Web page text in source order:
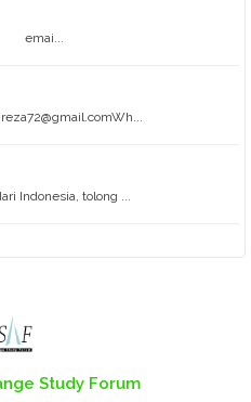
Indonesia, tolong ...
Study Forum